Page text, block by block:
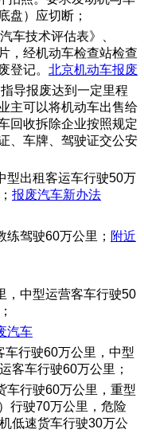
盘）应切断；
车技术评估表》、
，经机动车检查站检查
登记。 北京机动车报废
导报废达到一定里程
主可以将机动车出售给
回收拆除企业按照规定
、车牌、驾驶证交公安
型出租客运车行驶50万
报废汽车新办法
驾驶60万公里； 附近
，中型运营客车行驶50
汽车
车行驶60万公里，中型
客车行驶60万公里；
车行驶60万公里，重型
行驶70万公里，危险
低速货车行驶30万公